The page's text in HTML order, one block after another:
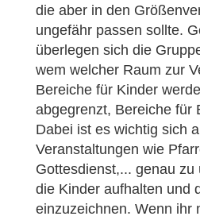
die aber in den
ungefähr passen sollte.
überlegen sich die
wem welcher Raum zur
Bereiche für Kinder
abgegrenzt, Bereiche für
Dabei ist es wichtig sich
Veranstaltungen wie
Gottesdienst,... genau zu
die Kinder aufhalten und
einzuzeichnen. Wenn ihr